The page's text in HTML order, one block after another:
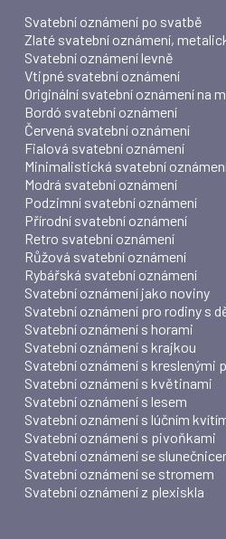
Svatební oznámení po svatbě
Zlaté svatební oznámení,
Svatební oznámení levně
Vtipné svatební oznámení
Originální svatební oznámení na
Bordó svatební oznámení
Červená svatební oznámení
Fialová svatební oznámení
Minimalistická svatební
Modrá svatební oznámení
Podzimní svatební oznámení
Přírodní svatební oznámení
Retro svatební oznámení
Růžová svatební oznámení
Rybářská svatební oznámení
Svatební oznámení jako noviny
Svatební oznámení pro rodiny s
Svatební oznámení s horami
Svatební oznámení s krajkou
Svatební oznámení s kreslenými
Svatební oznámení s květinami
Svatební oznámení s lesem
Svatební oznámení s lúčním
Svatební oznámení s pivoňkami
Svatební oznámení se
Svatební oznámení se stromem
Svatební oznámení z plexiskla